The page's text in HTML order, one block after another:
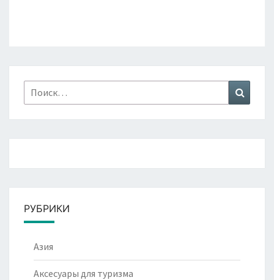
Найти:
РУБРИКИ
Азия
Аксесуары для туризма